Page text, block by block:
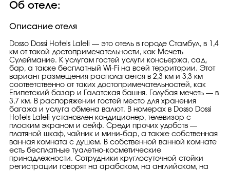
Об отеле:
Описание отеля
Dosso Dossi Hotels Laleli — это отель в городе Стамбул, в 1,4
км от такой достопримечательности, как Мечеть
Сулеймание. К услугам гостей услуги консьержа, сад,
бар, а также бесплатный Wi-Fi на всей территории. Этот
вариант размещения располагается в 2,3 км и 3,3 км
соответственно от таких достопримечательностей, как
Египетский базар и Галатская башня. Голубая мечеть — в
3,7 км. В распоряжении гостей место для хранения
багажа и услуга обмена валют. В номерах в Dosso Dossi
Hotels Laleli установлен кондиционер, телевизор с
плоским экраном и сейф. Среди прочих удобств —
платяной шкаф, чайник и мини-бар, а также собственная
ванная комната с душем. В собственной ванной комнате
есть бесплатные туалетно-косметические
принадлежности. Сотрудники круглосуточной стойки
регистрации говорят на арабском, на английском, на